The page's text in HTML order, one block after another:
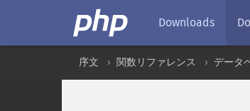
Downloads
序文 関数リファレンス データ